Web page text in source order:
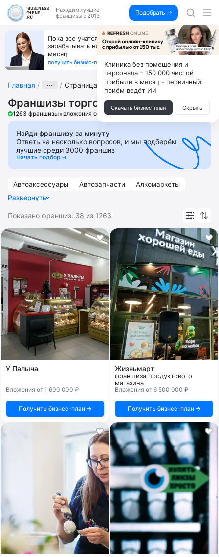
Находим лучшие
франшизы с 2013
Подобрать →
Пока все учатся пользоваться ИИ, вы можете
зарабатывать на их обучении по 500 тыс. каждый
месяц
получить бизнес-план ↓
Главная ··· Страница 29
Франшизы торговли
1263 франшизы•вложения от 6 000 ₽
Найди франшизу за минуту
Ответь на несколько вопросов, и мы подберём
лучшие среди 3000 франшиз
Начать подбор →
Автоаксессуары Автозапчасти
Алкомаркеты
Аптека
Бижутерия и аксессуары
Развернуть
Показано франшиз: 38 из 1263
У Палыча
Вложения от 1 600 000 ₽
Получить бизнес-план
Жизньмарт
франшиза продуктового
магазина
Вложения от 6 500 000 ₽
Получить бизнес-план
Клиника без помещения и
персонала – 150 000 чистой
прибыли в месяц - первичный
приём ведёт ИИ
Скачать бизнес-план Скрыть